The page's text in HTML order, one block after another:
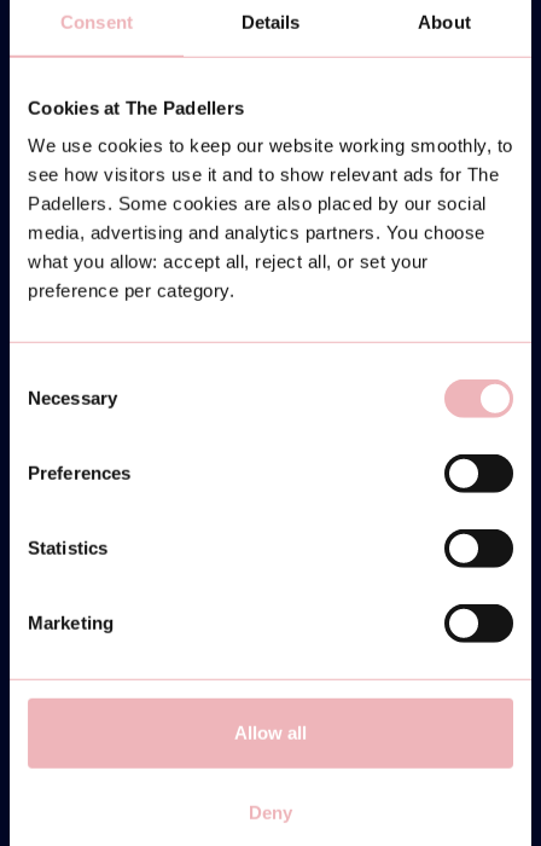
Consent Details About
Cookies at The Padellers
We use cookies to keep our website working smoothly, to
see how visitors use it and to show relevant ads for The
Padellers. Some cookies are also placed by our social
media, advertising and analytics partners. You choose
what you allow: accept all, reject all, or set your
preference per category.
Selection
Necessary
Preferences
Statistics
Marketing
Allow all
Deny
31
MARCH
COMMUNITY CUP -